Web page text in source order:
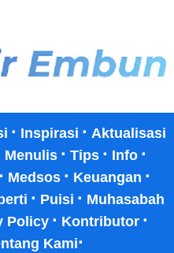
· Inspirasi · Aktualisasi
Menulis · Tips · Info ·
· Medsos · Keuangan ·
· Puisi · Muhasabah
Policy · Kontributor ·
Kami·